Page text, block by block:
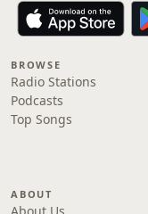
BROWSE
Radio Stations
Podcasts
Top Songs
ABOUT